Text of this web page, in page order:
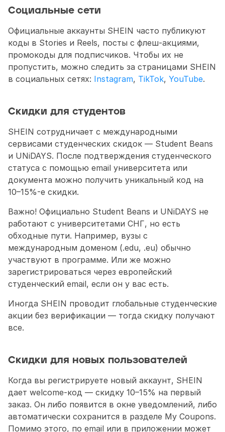
Социальные сети
Официальные аккаунты SHEIN часто публикуют
коды в Stories и Reels, посты с флеш-акциями,
промокоды для подписчиков. Чтобы их не
пропустить, можно следить за страницами SHEIN
в социальных сетях: Instagram, TikTok, YouTube.
Скидки для студентов
SHEIN сотрудничает с международными
сервисами студенческих скидок — Student Beans
и UNiDAYS. После подтверждения студенческого
статуса с помощью email университета или
документа можно получить уникальный код на
10–15%-е скидки.
Важно! Официально Student Beans и UNiDAYS не
работают с университетами СНГ, но есть
обходные пути. Например, вузы с
международным доменом (.edu, .eu) обычно
участвуют в программе. Или же можно
зарегистрироваться через европейский
студенческий email, если он у вас есть.
Иногда SHEIN проводит глобальные студенческие
акции без верификации — тогда скидку получают
все.
Скидки для новых пользователей
Когда вы регистрируете новый аккаунт, SHEIN
дает welcome-код — скидку 10–15% на первый
заказ. Он либо появится в окне уведомлений, либо
автоматически сохранится в разделе My Coupons.
Помимо этого, по email или в приложении может